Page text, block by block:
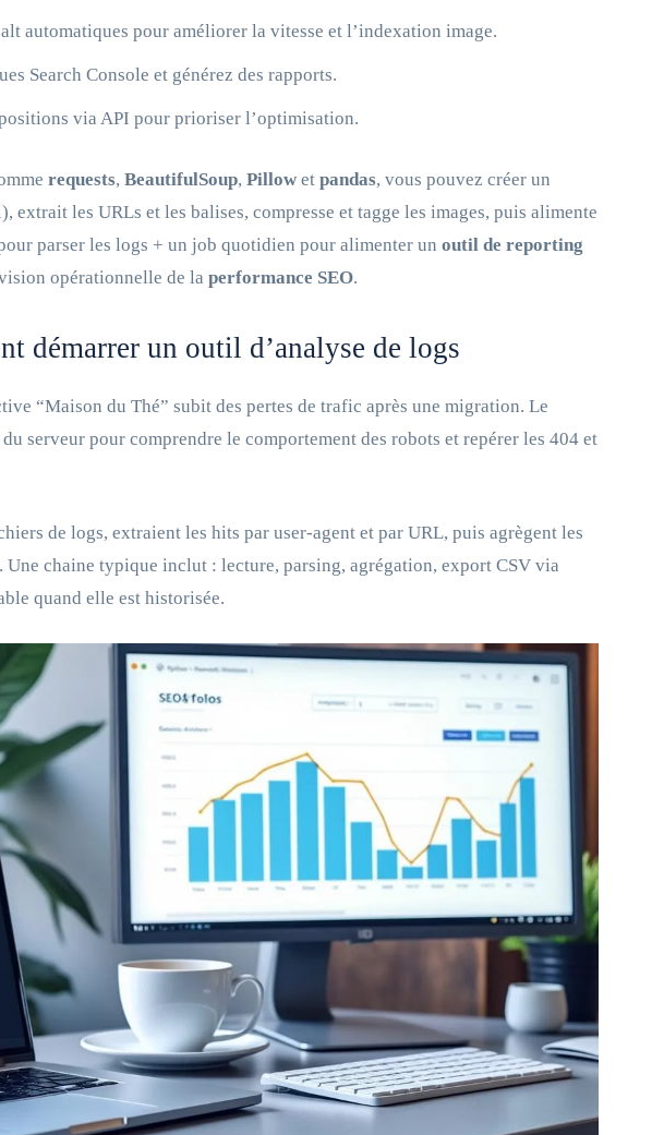
automatiques pour améliorer la vitesse et l’indexation image.
Search Console et générez des rapports.
via API pour prioriser l’optimisation.
requests, BeautifulSoup, Pillow et pandas, vous pouvez créer un
les URLs et les balises, compresse et tagge les images, puis alimente
parser les logs + un job quotidien pour alimenter un outil de reporting
opérationnelle de la performance SEO.
démarrer un outil d’analyse de logs
“Maison du Thé” subit des pertes de trafic après une migration. Le
serveur pour comprendre le comportement des robots et repérer les 404 et
de logs, extraient les hits par user‑agent et par URL, puis agrègent les
Une chaine typique inclut : lecture, parsing, agrégation, export CSV via
quand elle est historisée.